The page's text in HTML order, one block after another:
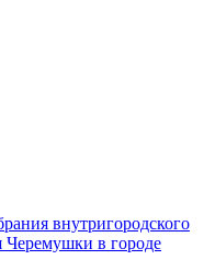
внутригородского
Черемушки в городе